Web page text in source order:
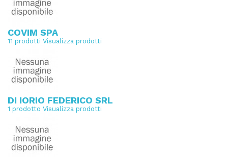
COVIM SPA
11 prodotti Visualizza prodotti
DI IORIO FEDERICO SRL
1 prodotto Visualizza prodotti